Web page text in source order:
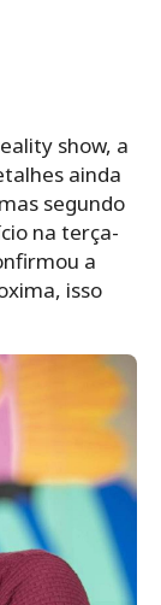
show, a
ainda
segundo
na terça-
a
isso